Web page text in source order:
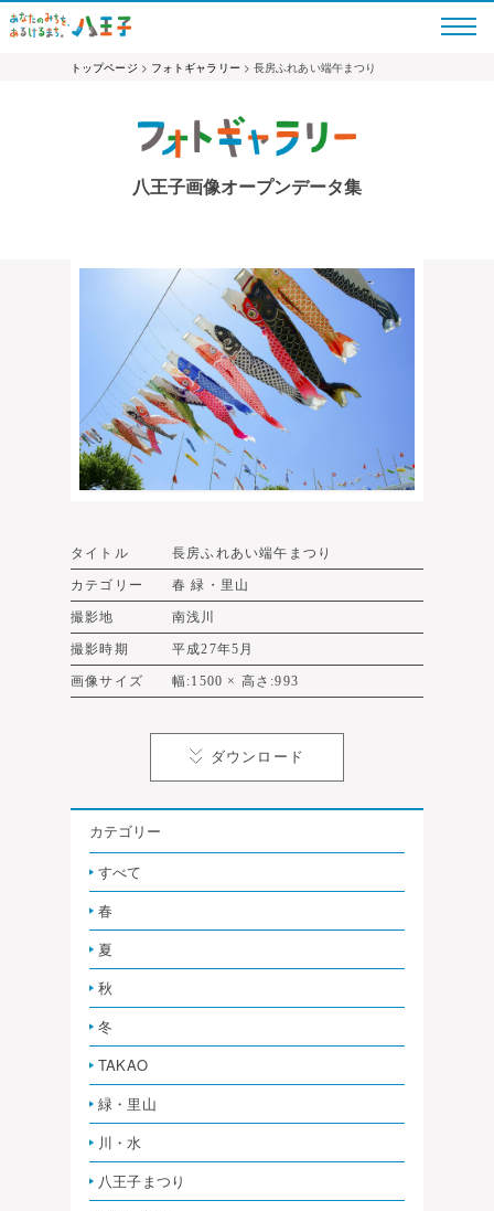
トップページ > フォトギャラリー > 長房ふれあい端午まつり
八王子画像オープンデータ集
タイトル 長房ふれあい端午まつり
カテゴリー 春 緑・里山
撮影地 南浅川
撮影時期 平成27年5月
画像サイズ 幅:1500 × 高さ:993
ダウンロード
カテゴリー
すべて
春
夏
秋
冬
TAKAO
緑・里山
川・水
八王子まつり